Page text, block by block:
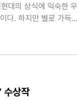
대의 상식에 익숙한 우
다. 하지만 별로 가득
수상작